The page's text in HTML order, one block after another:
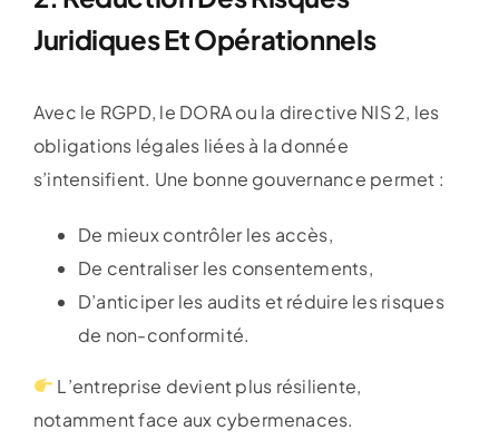
Juridiques Et Opérationnels
Avec le RGPD, le DORA ou la directive NIS 2, les
obligations légales liées à la donnée
s’intensifient. Une bonne gouvernance permet :
De mieux contrôler les accès,
De centraliser les consentements,
D’anticiper les audits et réduire les risques
de non-conformité.
L’entreprise devient plus résiliente,
notamment face aux cybermenaces.